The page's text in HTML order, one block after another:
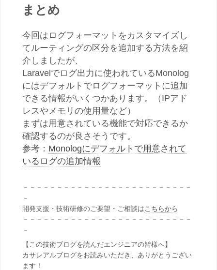
まとめ
今回はログフォーマットをカスタマイズし
てルーティングの区分を追加する方法を紹
介しましたが、
Laravelでログ出力に使われているMonolog
にはデフォルトでログフォーマットに追加
できる情報がいくつかあります。（IPアド
レスやメモリの使用量など）
まずは用意されている機能で対応できるか
確認するのが良さそうです。
参考： Monologにデフォルトで用意されて
いるログの追加情報
－－－－－－－－－－－－－－－－－－－－－－－－－
－
開発支援・技術研修のご要望・ご相談はこちらから
－－－－－－－－－－－－－－－－－－－－－－－－－
－
【この技術ブログを読んだエンジニアの皆様へ】
カサレアルブログをお読みいただき、ありがとうござい
ます！